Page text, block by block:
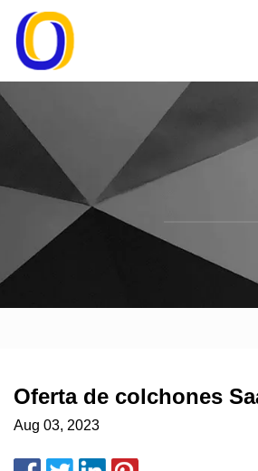
Oferta de colchones
Aug 03, 2023